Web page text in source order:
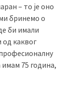
– то је оно
бринемо о
би имали
од каквог
имам 75 година,